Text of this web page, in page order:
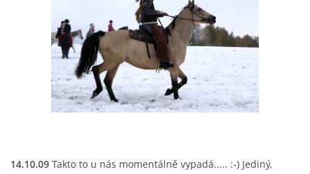
14.10.09 Takto to u nás momentálně vypadá..... :-) Jediný,